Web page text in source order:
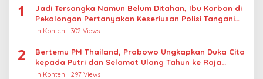
1
Jadi Tersangka Namun Belum Ditahan, Ibu Korban di
Pekalongan Pertanyakan Keseriusan Polisi Tangani
Kasus Rudapksa Sampai Anaknya Hamil
In Konten 302 Views
2
Bertemu PM Thailand, Prabowo Ungkapkan Duka Cita
kepada Putri dan Selamat Ulang Tahun ke Raja
Thailand
In Konten 297 Views